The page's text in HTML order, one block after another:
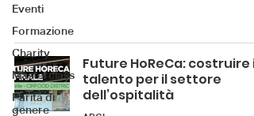
Eventi
Formazione
Charity
Masterclass
Parità di
genere
Future HoReCa: costruire il
talento per il settore
dell’ospitalità